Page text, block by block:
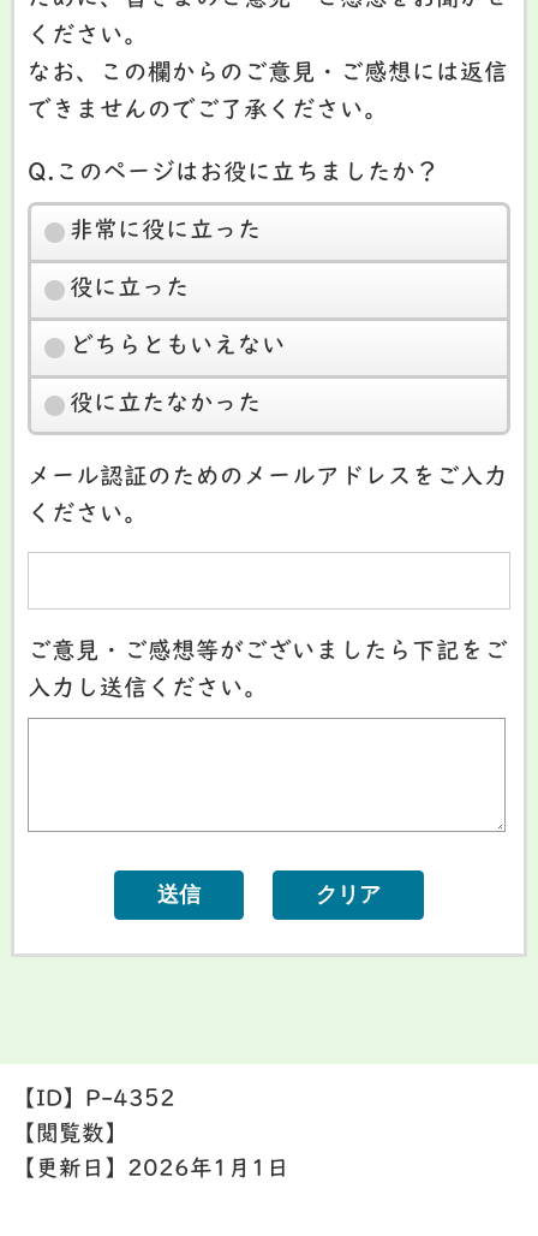
ください。
なお、この欄からのご意見・ご感想には返信
できませんのでご了承ください。
Q.このページはお役に立ちましたか？
非常に役に立った
役に立った
どちらともいえない
役に立たなかった
メール認証のためのメールアドレスをご入力
ください。
ご意見・ご感想等がございましたら下記をご
入力し送信ください。
【ID】 P-4352
【閲覧数】
【更新日】 2026年1月1日